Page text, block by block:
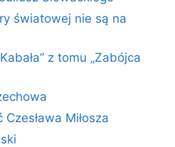
światowej nie są na
z tomu „Zabójca
Miłosza